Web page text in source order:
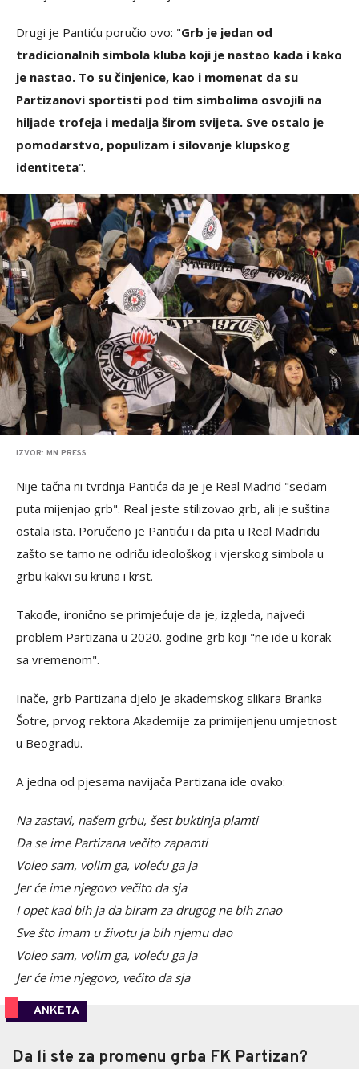
Drugi je Pantiću poručio ovo: "Grb je jedan od
tradicionalnih simbola kluba koji je nastao kada i kako
je nastao. To su činjenice, kao i momenat da su
Partizanovi sportisti pod tim simbolima osvojili na
hiljade trofeja i medalja širom svijeta. Sve ostalo je
pomodarstvo, populizam i silovanje klupskog
identiteta".
IZVOR: MN PRESS
Nije tačna ni tvrdnja Pantića da je je Real Madrid "sedam
puta mijenjao grb". Real jeste stilizovao grb, ali je suština
ostala ista. Poručeno je Pantiću i da pita u Real Madridu
zašto se tamo ne odriču ideološkog i vjerskog simbola u
grbu kakvi su kruna i krst.
Takođe, ironično se primjećuje da je, izgleda, najveći
problem Partizana u 2020. godine grb koji "ne ide u korak
sa vremenom".
Inače, grb Partizana djelo je akademskog slikara Branka
Šotre, prvog rektora Akademije za primijenjenu umjetnost
u Beogradu.
A jedna od pjesama navijača Partizana ide ovako:
Na zastavi, našem grbu, šest buktinja plamti
Da se ime Partizana večito zapamti
Voleo sam, volim ga, voleću ga ja
Jer će ime njegovo večito da sja
I opet kad bih ja da biram za drugog ne bih znao
Sve što imam u životu ja bih njemu dao
Voleo sam, volim ga, voleću ga ja
Jer će ime njegovo, večito da sja
ANKETA
Da li ste za promenu grba FK Partizan?